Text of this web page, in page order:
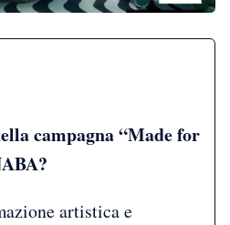
campagna “Made for
artistica e